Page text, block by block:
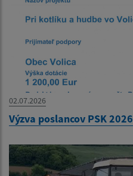
02.07.2026
Výzva poslancov PSK 2026